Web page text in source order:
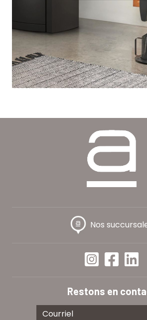
Nos
Restons en